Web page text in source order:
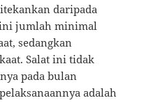
daripada
jumlah minimal
sedangkan
Salat ini tidak
pada bulan
adalah